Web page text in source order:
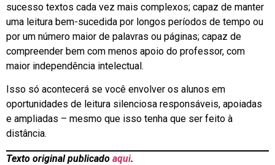
sucesso textos cada vez mais complexos; capaz de manter
uma leitura bem-sucedida por longos períodos de tempo ou
por um número maior de palavras ou páginas; capaz de
compreender bem com menos apoio do professor, com
maior independência intelectual.
Isso só acontecerá se você envolver os alunos em
oportunidades de leitura silenciosa responsáveis, apoiadas
e ampliadas – mesmo que isso tenha que ser feito à
distância.
Texto original publicado aqui.